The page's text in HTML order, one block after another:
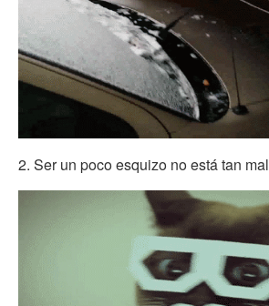
2. Ser un poco esquizo no está tan mal